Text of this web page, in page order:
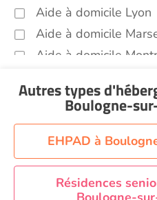
Aide à domicile Lyon
Aide à domicile
Aide à domicile
Aide à domicile Nice
Aide à domicile Nîmes
Aide à domicile
Aide à domicile Paris
Aide à domicile
Autres types
Boulogne-
EHPAD à
Résidences